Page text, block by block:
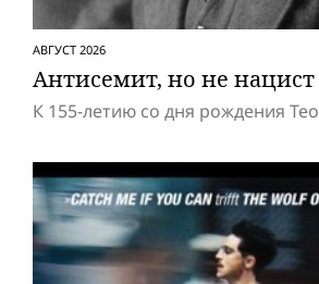
АВГУСТ 2026
Антисемит, но не нацист
К 155-летию со дня рождения